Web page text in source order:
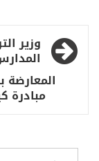
تصفّحوزير
مبادرة